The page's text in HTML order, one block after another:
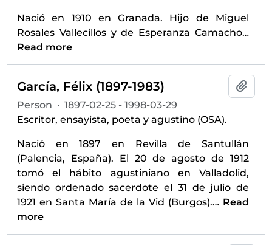
Nació en 1910 en Granada. Hijo de Miguel
Rosales Vallecillos y de Esperanza Camacho…
Read more
García, Félix (1897-1983)
Person · 1897-02-25 - 1998-03-29
Escritor, ensayista, poeta y agustino (OSA).
Nació en 1897 en Revilla de Santullán
(Palencia, España). El 20 de agosto de 1912
tomó el hábito agustiniano en Valladolid,
siendo ordenado sacerdote el 31 de julio de
1921 en Santa María de la Vid (Burgos).… Read
more